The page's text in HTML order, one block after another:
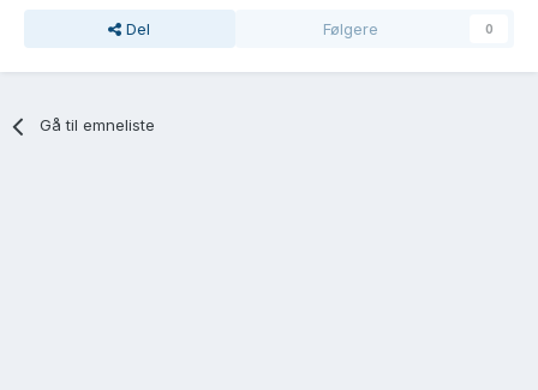
Del Følgere 0
Gå til emneliste